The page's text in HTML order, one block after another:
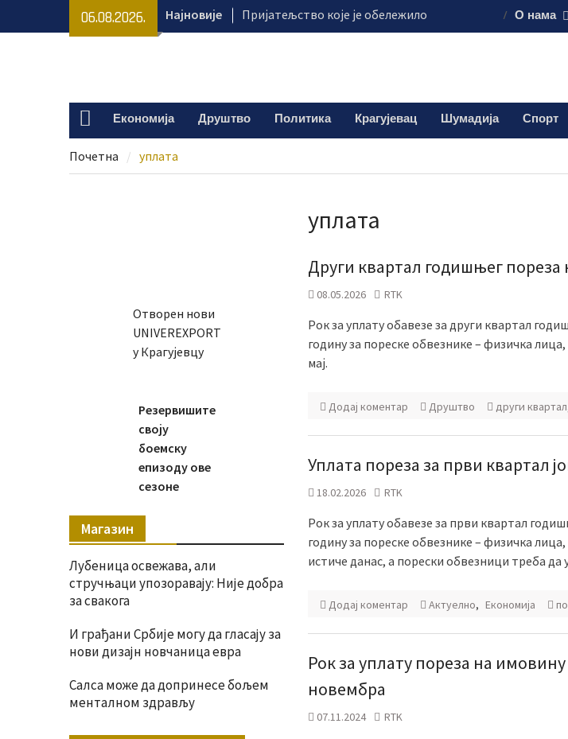
06.08.2026. Најновије
Пријатељство које је обележило
историју – изложба о доктору Кости
Јак ветар изазвао више пожара у
околини Крагујевца – ватрогасци на
О нама
HomeЕкономија Друштво Политика Крагујевац Шумадија Спорт
Почетна уплата
уплата
Други квартал годишњег пореза
08.05.2026 RTK
Рок за уплату обавезе за други квартал
годину за пореске обвезнике – физичка
мај.
Додај коментар Друштво други квартал
Уплата пореза за први квартал
18.02.2026 RTK
Рок за уплату обавезе за први квартал
годину за пореске обвезнике – физичка
истиче данас, а порески обвезници треба да
Додај коментар Актуелно, Економија
Рок за уплату пореза на имовину
новембра
07.11.2024 RTK
Отворен нови
UNIVEREXPORT
у Крагујевцу
Резервишите
своју
боемску
епизоду ове
сезоне
Магазин
Лубеница освежава, али
стручњаци упозоравају: Није добра
за свакога
И грађани Србије могу да гласају за
нови дизајн новчаница евра
Салса може да допринесе бољем
менталном здрављу